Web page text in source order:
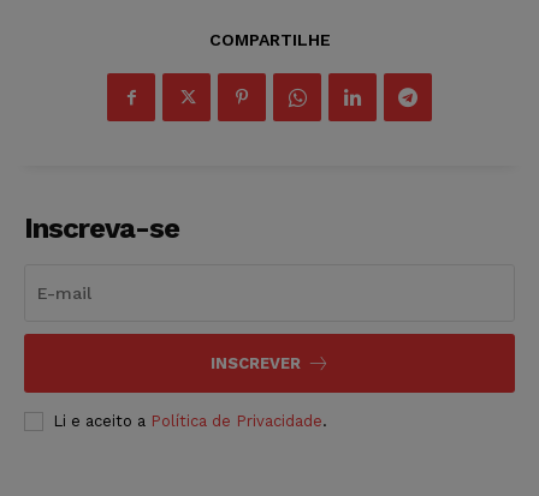
COMPARTILHE
Inscreva-se
INSCREVER
Li e aceito a Política de Privacidade.